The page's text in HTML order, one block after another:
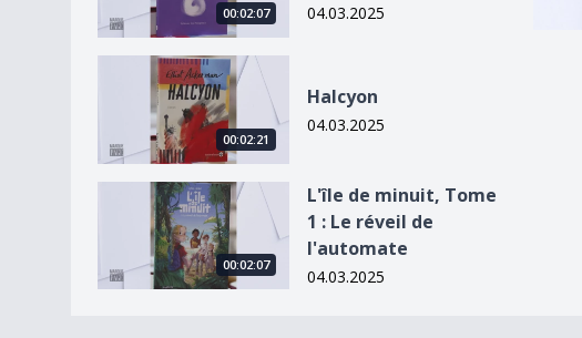
00:02:07 04.03.2025
Halcyon
00:02:21
Halcyon
04.03.2025
L&#039;île de minuit, Tome 1 : Le réveil de l&#039;automate
00:02:07
L'île de minuit, Tome
1 : Le réveil de
l'automate
04.03.2025